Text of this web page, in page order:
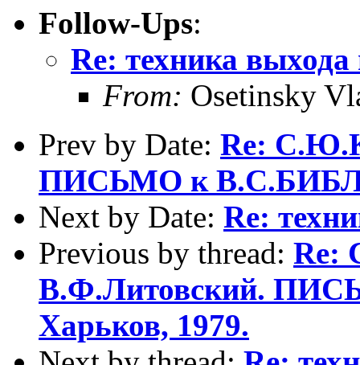
Follow-Ups:
Re: техника выхода
From: Osetinsky
Prev by Date: Re:
ПИСЬМО к
Next by Date: Re:
Previous by thread: Re:
В.Ф.Литовский.
Харьков, 1979.